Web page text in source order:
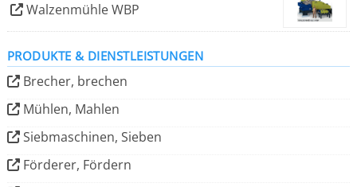
Zielkorngröße bis auf 0,1mm
Grosses Technikum für Versuche
Lieferanten aus der Region
Lebenslang Ersatzteil-Service
Ausführungen in Edelstahl, ATEX etc. als Option
Leihmaschinen und -Anlagen
Walzenmühle WBP
PRODUKTE & DIENSTLEISTUNGEN
Brecher, brechen
Mühlen, Mahlen
Siebmaschinen, Sieben
Förderer, Fördern